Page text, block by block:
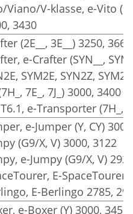
Viano/V-klasse, e-Vito
3430
(2E__, 3E__) 3250,
e-Crafter (SYN__,
SYM2E, SYN2Z,
7E_, 7J_) 3000, 3400
e-Transporter (7H_,
e-Jumper (Y, CY)
(G9/X, V) 3000, 3122
e-Jumpy (G9/X, V)
E-SpaceTourer
E-Berlingo 2785,
e-Boxer (Y) 3000,